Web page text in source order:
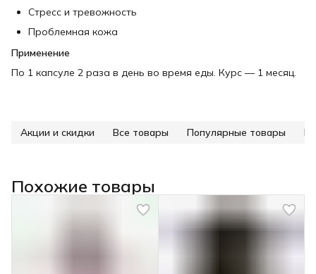
Стресс и тревожность
Проблемная кожа
Применение
По 1 капсуле 2 раза в день во время еды. Курс — 1 месяц.
Акции и скидки Все товары Популярные товары
Похожие товары